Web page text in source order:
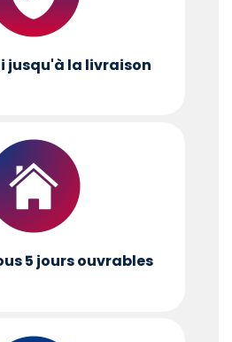
jusqu'à la livraison
5 jours ouvrables